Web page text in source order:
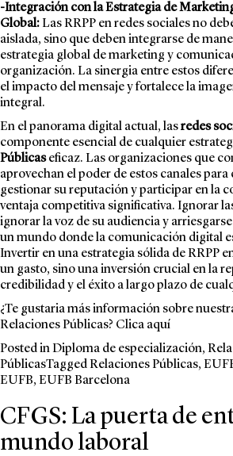
-Integración con la Estrategia de
Global:Las RRPP en redes sociales no
aislada, sino que deben integrarse de
estrategia global de marketing y
organización. La sinergia entre estos
el impacto del mensaje y fortalece la
integral.
En el panorama digital actual, lasredes
componente esencial de cualquier
Públicaseficaz. Las organizaciones que
aprovechan el poder de estos canales
gestionar su reputación y participar en la
ventaja competitiva significativa. Ignorar
ignorar la voz de su audiencia y
un mundo donde la comunicación digital
Invertir en una estrategia sólida de RRPP
un gasto, sino una inversión crucial en la
credibilidad y el éxito a largo plazo de
¿Te gustaria más información sobre
Relaciones Públicas? Clica aquí
Posted inDiploma de especialización,
PúblicasTaggedRelaciones Públicas,
EUFB, EUFB Barcelona
CFGS: La puerta de
mundo laboral